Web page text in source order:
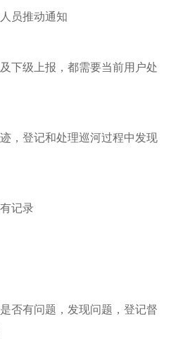
员推动通知
下级上报，都需要当前用户处
，登记和处理巡河过程中发现
记录
否有问题，发现问题，登记督